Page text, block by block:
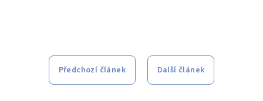
Předchozí článek Další článek